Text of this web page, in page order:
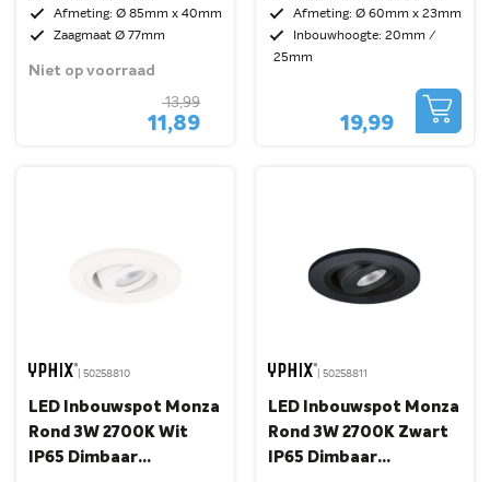
Afmeting: Ø 85mm x 40mm
Zaagmaat Ø 77mm
Niet op voorraad
11,89
13,99
Afmeting: Ø 60mm x 23mm
Inbouwhoogte: 20mm /
25mm
19,99
| 50258810
LED Inbouwspot Monza
Rond 3W 2700K Wit
IP65 Dimbaar
| 50258811
LED Inbouwspot Monza
Rond 3W 2700K Zwart
IP65 Dimbaar